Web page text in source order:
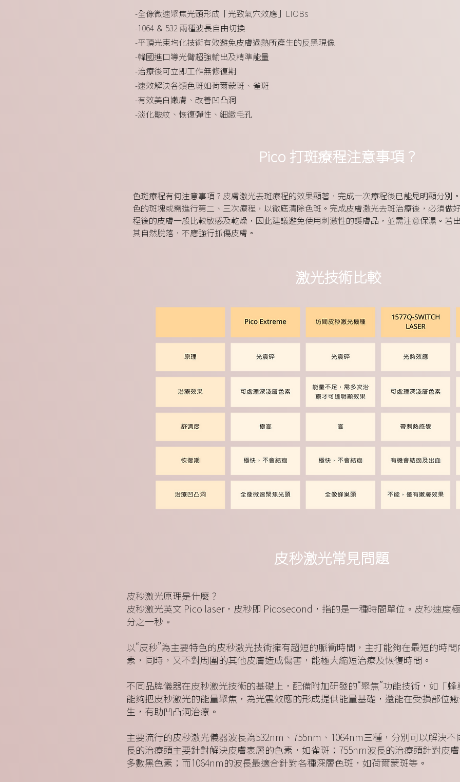
-全像微速聚焦光頭形成「光致氣穴效應」LIOBs
-1064 ＆ 532 兩種波長自由切換
-平頂光束均化技術有效避免皮膚過熱所產生的反黑現像
-韓國進口導光臂超強輸出及精準能量
-治療後可立即工作無修復期
-速效解決各類色斑如荷爾蒙斑、雀斑
-有效美白嫩膚、改善凹凸洞
-淡化皺紋、恢復彈性、細緻毛孔
Pico 打斑療程注意事項？
色斑療程有何注意事項？皮膚激光去斑療程的效果顯著，完成一次療程後已能見明顯分別
色的斑塊或需進行第二、三次療程，以徹底清除色斑。完成皮膚激光去斑治療後，必須做
程後的皮膚一般比較敏感及乾燥，因此建議避免使用刺激性的護膚品，並需注意保濕。若
其自然脫落，不應強行抓傷皮膚。
激光技術比較
皮秒激光常見問題
皮秒激光原理是什麼？
皮秒激光英文 Pico laser，皮秒即 Picosecond，指的是一種時間單位。皮秒速度
分之一秒。
以“皮秒”為主要特色的皮秒激光技術擁有超短的脈衝時間，主打能夠在最短的時
素，同時，又不對周圍的其他皮膚造成傷害，能極大縮短治療及恢復時間。
不同品牌儀器在皮秒激光技術的基礎上，配備附加研發的“聚焦”功能技術，如「
能夠把皮秒激光的能量聚焦，為光震效應的形成提供能量基礎，還能在受損部位
生，有助凹凸洞治療。
主要流行的皮秒激光儀器波長為532nm、755nm、1064nm三種，分別可以解決
長的治療頭主要針對解決皮膚表層的色素，如雀斑；755nm波長的治療頭針對皮
多數黑色素；而1064nm的波長最適合針對各種深層色斑，如荷爾蒙斑等。